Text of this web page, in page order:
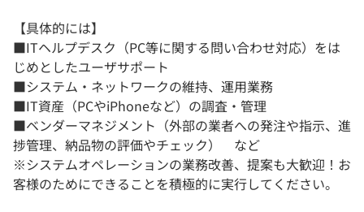
【具体的には】
■ITヘルプデスク（PC等に関する問い合わせ対応）をは
じめとしたユーザサポート
■システム・ネットワークの維持、運用業務
■IT資産（PCやiPhoneなど）の調査・管理
■ベンダーマネジメント（外部の業者への発注や指示、進
捗管理、納品物の評価やチェック） など
※システムオペレーションの業務改善、提案も大歓迎！お
客様のためにできることを積極的に実行してください。